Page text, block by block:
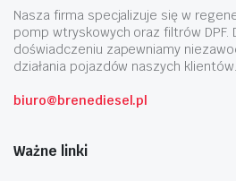
Nasza firma specjalizuje się w
pomp wtryskowych oraz filtrów DPF.
doświadczeniu zapewniamy
działania pojazdów naszych klientów.
biuro@brenediesel.pl
Ważne linki